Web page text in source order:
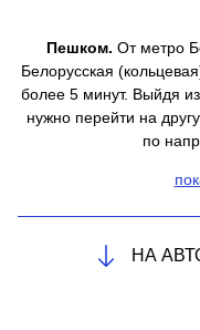
Пешком. От метро
Белорусская
более 5 минут. Выйдя
нужно перейти на
по
НА